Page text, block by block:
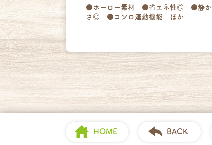
●ホーロー素材 ●省エネ性◎ ●静か
さ◎ ●コンロ連動機能 ほか
HOME BACK